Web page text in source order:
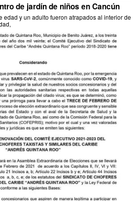
de jardín de niños en Cancún
y un adulto fueron atrapados al interior de